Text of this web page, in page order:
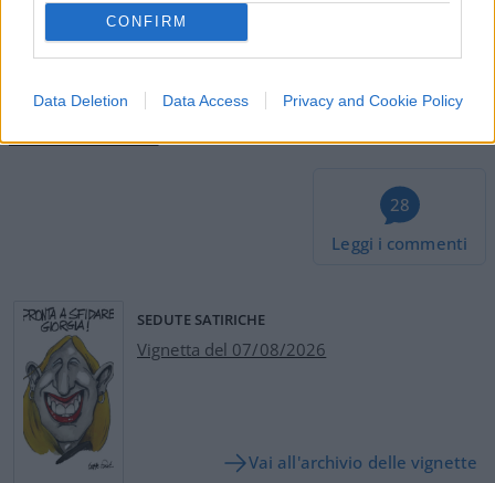
CONFIRM
Data Deletion Data Access Privacy and Cookie Policy
#SERGIO RICOSSA
28
Leggi i commenti
SEDUTE SATIRICHE
Vignetta del 07/08/2026
Vai all'archivio delle vignette